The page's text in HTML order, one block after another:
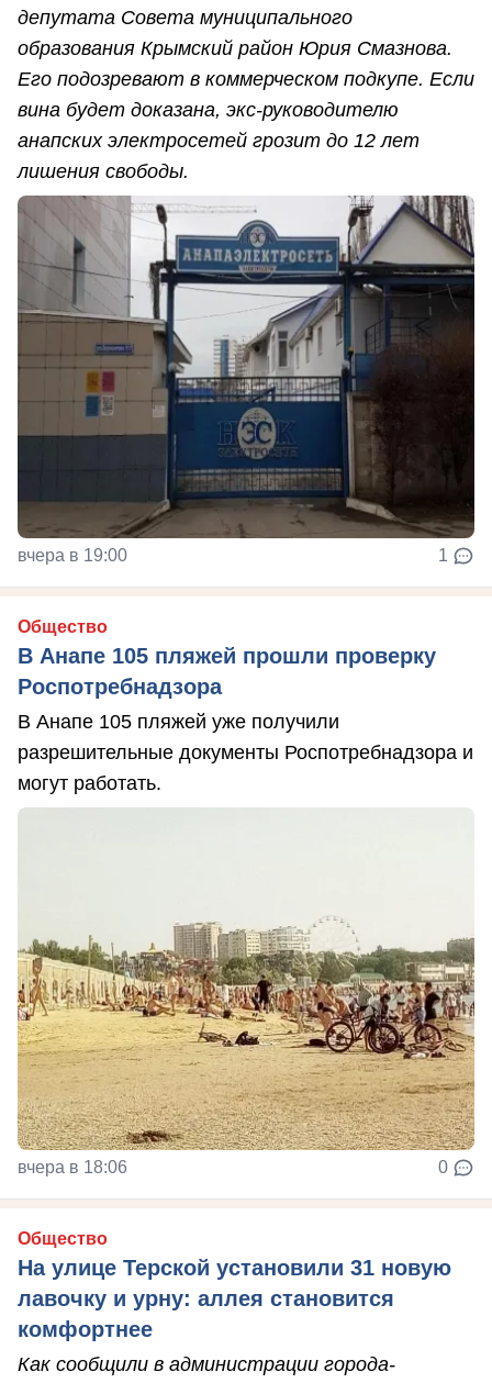
депутата Совета муниципального
образования Крымский район Юрия Смазнова.
Его подозревают в коммерческом подкупе. Если
вина будет доказана, экс-руководителю
анапских электросетей грозит до 12 лет
лишения свободы.
вчера в 19:00 1
Общество
В Анапе 105 пляжей прошли проверку
Роспотребнадзора
В Анапе 105 пляжей уже получили
разрешительные документы Роспотребнадзора и
могут работать.
вчера в 18:06 0
Общество
На улице Терской установили 31 новую
лавочку и урну: аллея становится
комфортнее
Как сообщили в администрации города-